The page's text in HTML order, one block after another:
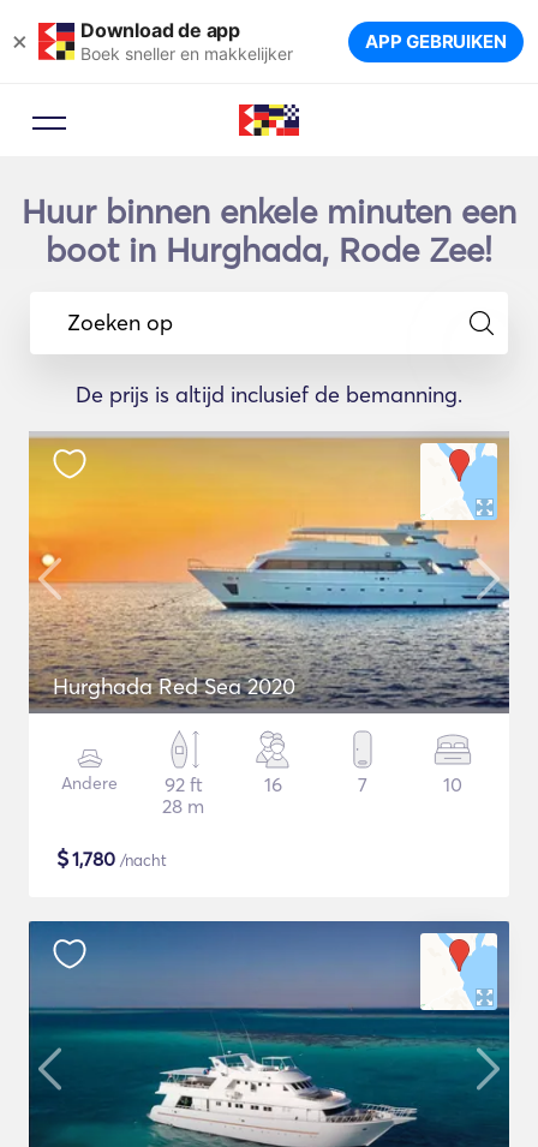
× Download de app
Boek sneller en makkelijker APP GEBRUIKEN
Huur binnen enkele minuten een
boot in Hurghada, Rode Zee!
Zoeken op
De prijs is altijd inclusief de bemanning.
Hurghada Red Sea 2020
Andere
92 ft
28 m
16 7 10
$1,780 /nacht